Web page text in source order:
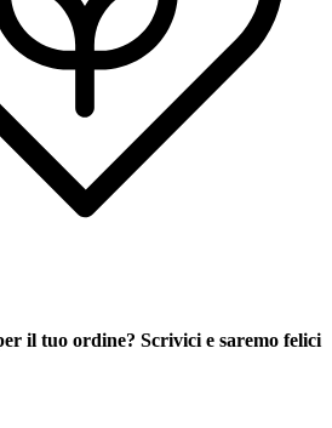
il tuo ordine? Scrivici e saremo felici